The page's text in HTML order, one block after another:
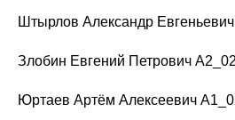
Штырлов Александр
Злобин Евгений Петрович
Юртаев Артём Алексеевич